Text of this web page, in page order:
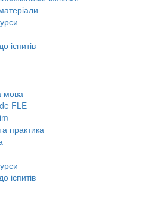
іспитів
мова
FLE
практика
іспитів